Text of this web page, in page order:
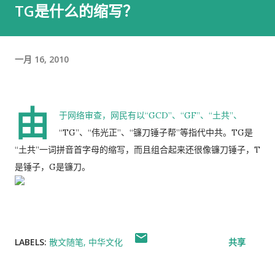
TG是什么的缩写？
一月 16, 2010
由
于网络审查，网民有以“GCD”、“GF”、“土共”、
“TG”、“伟光正”、“镰刀锤子帮”等指代中共。TG是
“土共”一词拼音首字母的缩写，而且组合起来还很像镰刀锤子，T
是锤子，G是镰刀。
LABELS: 散文随笔 中华文化 共享